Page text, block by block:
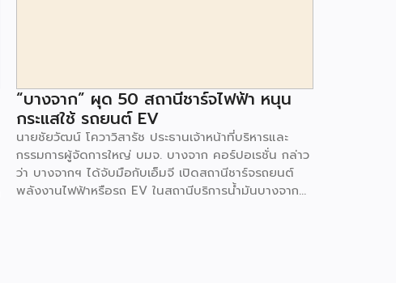
“บางจาก” ผุด 50 สถานีชาร์จไฟฟ้า หนุน
กระแสใช้ รถยนต์ EV
นายชัยวัฒน์ โควาวิสารัช ประธานเจ้าหน้าที่บริหารและ
กรรมการผู้จัดการใหญ่ บมจ. บางจาก คอร์ปอเรชั่น กล่าว
ว่า บางจากฯ ได้จับมือกับเอ็มจี เปิดสถานีชาร์จรถยนต์
พลังงานไฟฟ้าหรือรถ EV ในสถานีบริการน้ำมันบางจาก